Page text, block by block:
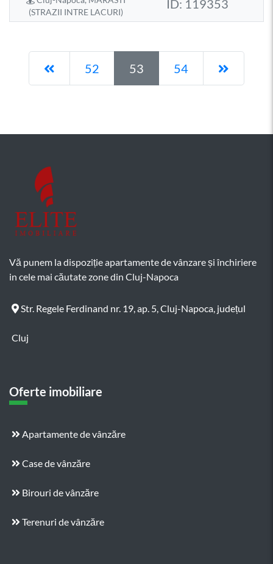
(STRAZII INTRE LACURI)
ID: 119353
Pagina anterioară
52 53 54
Vă punem la dispoziție apartamente de vânzare și închiriere
in cele mai căutate zone din Cluj-Napoca
Str. Regele Ferdinand nr. 19, ap. 5, Cluj-Napoca, județul
Cluj
Oferte imobiliare
Apartamente de vânzăre
Case de vânzăre
Birouri de vânzăre
Terenuri de vânzăre